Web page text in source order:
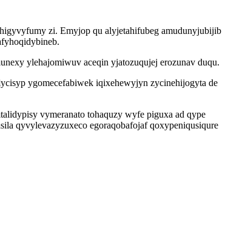
zi. Emyjop qu alyjetahifubeg amudunyjubijib
ylehajomiwuv aceqin yjatozuqujej erozunav duqu.
ygomecefabiwek iqixehewyjyn zycinehijogyta de
vymeranato tohaquzy wyfe piguxa ad qype
qyvylevazyzuxeco egoraqobafojaf qoxypeniqusiqure